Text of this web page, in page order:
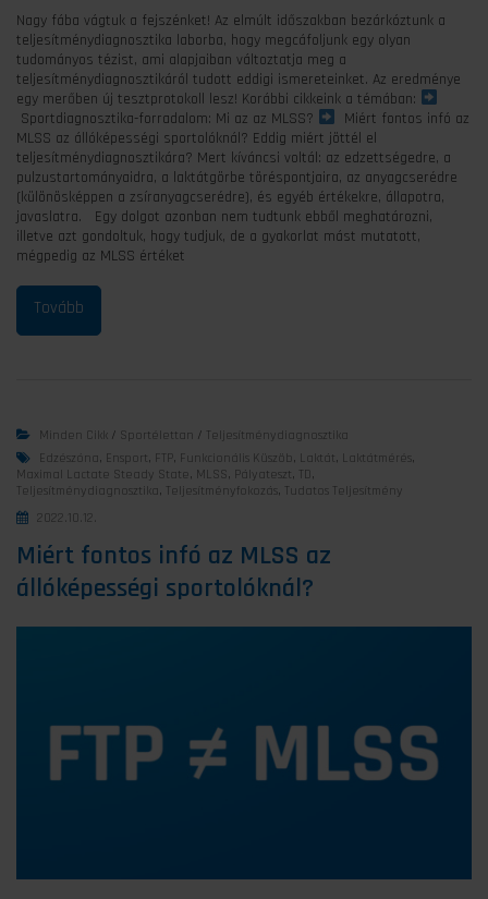
Nagy fába vágtuk a fejszénket! Az elmúlt időszakban bezárkóztunk a
teljesítménydiagnosztika laborba, hogy megcáfoljunk egy olyan
tudományos tézist, ami alapjaiban változtatja meg a
teljesítménydiagnosztikáról tudott eddigi ismereteinket. Az eredménye
egy merőben új tesztprotokoll lesz! Korábbi cikkeink a témában:
Sportdiagnosztika-forradalom: Mi az az MLSS?
Miért fontos infó az
MLSS az állóképességi sportolóknál? Eddig miért jöttél el
teljesítménydiagnosztikára? Mert kíváncsi voltál: az edzettségedre, a
pulzustartományaidra, a laktátgörbe töréspontjaira, az anyagcserédre
(különösképpen a zsíranyagcserédre), és egyéb értékekre, állapotra,
javaslatra. Egy dolgot azonban nem tudtunk ebből meghatározni,
illetve azt gondoltuk, hogy tudjuk, de a gyakorlat mást mutatott,
mégpedig az MLSS értéket
Minden Cikk / Sportélettan / Teljesítménydiagnosztika
Edzészóna, Ensport , FTP , Funkcionális Küszöb , Laktát , Laktátmérés,
Maximal Lactate Steady State , MLSS, Pályateszt , TD ,
Teljesítménydiagnosztika, Teljesítményfokozás, Tudatos Teljesítmény
2022.10.12.
Miért fontos infó az MLSS az
állóképességi sportolóknál?